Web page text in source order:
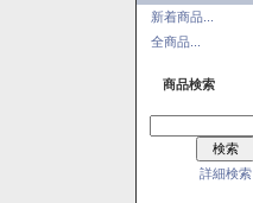
新着商品...
全商品...
商品検索
詳細検索